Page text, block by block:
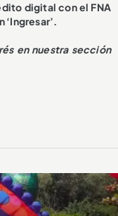
digital con el FNA
‘Ingresar’.
en nuestra sección